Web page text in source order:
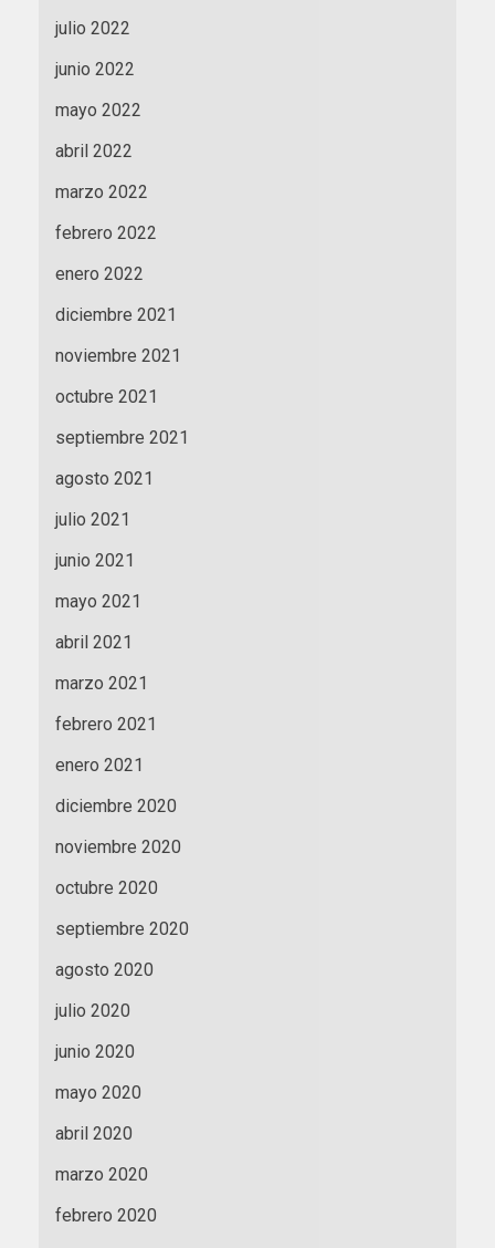
julio 2022
junio 2022
mayo 2022
abril 2022
marzo 2022
febrero 2022
enero 2022
diciembre 2021
noviembre 2021
octubre 2021
septiembre 2021
agosto 2021
julio 2021
junio 2021
mayo 2021
abril 2021
marzo 2021
febrero 2021
enero 2021
diciembre 2020
noviembre 2020
octubre 2020
septiembre 2020
agosto 2020
julio 2020
junio 2020
mayo 2020
abril 2020
marzo 2020
febrero 2020